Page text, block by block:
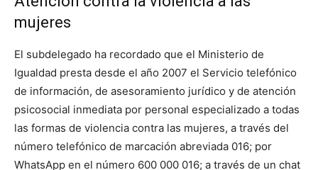
mujeres
El subdelegado ha recordado que el Ministerio de
Igualdad presta desde el año 2007 el Servicio telefónico
de información, de asesoramiento jurídico y de atención
psicosocial inmediata por personal especializado a todas
las formas de violencia contra las mujeres, a través del
número telefónico de marcación abreviada 016; por
WhatsApp en el número 600 000 016; a través de un chat